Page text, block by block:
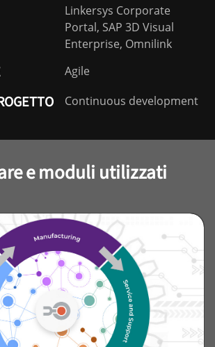
Linkersys Corporate
Portal, SAP 3D Visual
Enterprise, Omnilink
Agile
Continuous development
e moduli utilizzati